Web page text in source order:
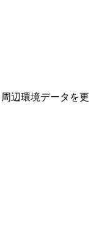
辺環境データを更